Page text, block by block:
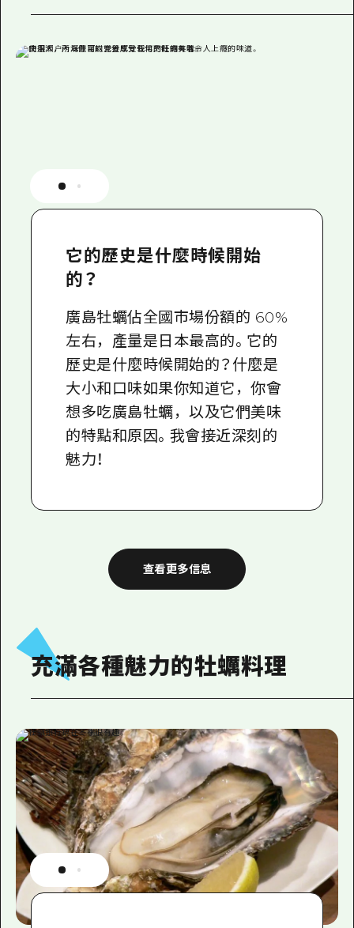
它的歷史是什麼時候開始
的？
廣島牡蠣佔全國市場份額的 60%
左右，產量是日本最高的。它的
歷史是什麼時候開始的？什麼是
大小和口味如果你知道它，你會
想多吃廣島牡蠣，以及它們美味
的特點和原因。我會接近深刻的
魅力！
查看更多信息
充滿各種魅力的牡蠣料理